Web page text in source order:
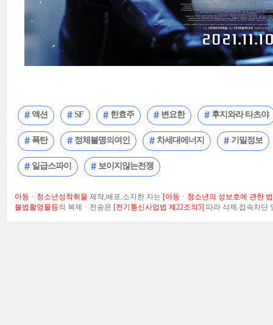
액션 SF 한효주 변요한 후지와라 타츠야
폭탄 정체불명의여인 차세대에너지 기밀정보
일급스파이 보이지않는전쟁
아동ㆍ청소년성착취물 제작,배포,소지한 자는 [아동ㆍ청소년의 성보호에 관한
불법촬영물등의 복제ㆍ전송은 [전기통신사업법 제22조의5] 따라 삭제.접속차단